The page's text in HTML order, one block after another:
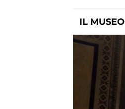
IL MUSEO